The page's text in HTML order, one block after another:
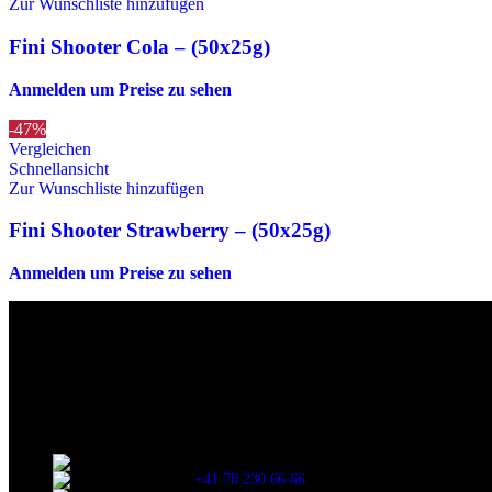
Zur Wunschliste hinzufügen
Fini Shooter Cola – (50x25g)
Anmelden um Preise zu sehen
-47%
Vergleichen
Schnellansicht
Zur Wunschliste hinzufügen
Fini Shooter Strawberry – (50x25g)
Anmelden um Preise zu sehen
+41 78 230 66 66